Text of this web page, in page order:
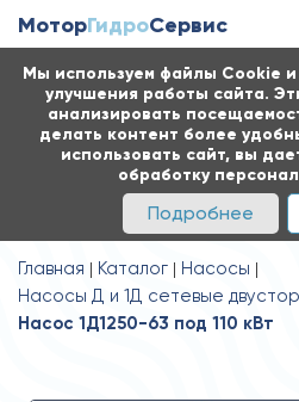
Мы используем файлы Cookie
улучшения работы сайта.
анализировать
делать контент более
использовать сайт, вы
обработку
Подробнее
МоторГидроСервис
Главная Каталог
Насосы
Насосы Д и 1Д сетевые
Насос 1Д1250-63 под 110 кВт